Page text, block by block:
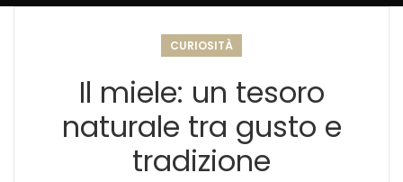
CURIOSITÀ
Il miele: un tesoro
naturale tra gusto e
tradizione